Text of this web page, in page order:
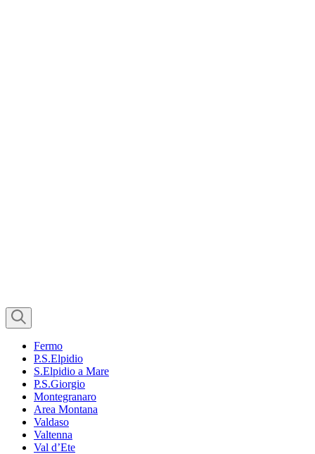
Fermo
P.S.Elpidio
S.Elpidio a Mare
P.S.Giorgio
Montegranaro
Area Montana
Valdaso
Valtenna
Val d’Ete